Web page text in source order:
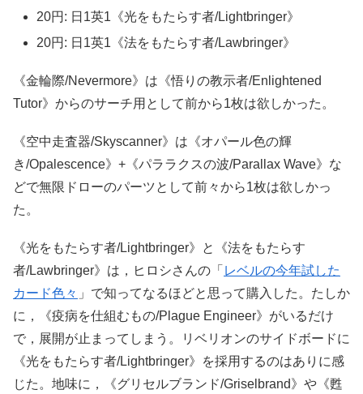
20円: 日1英1《光をもたらす者/Lightbringer》
20円: 日1英1《法をもたらす者/Lawbringer》
《金輪際/Nevermore》は《悟りの教示者/Enlightened
Tutor》からのサーチ用として前から1枚は欲しかった。
《空中走査器/Skyscanner》は《オパール色の輝
き/Opalescence》+《パララクスの波/Parallax Wave》な
どで無限ドローのパーツとして前々から1枚は欲しかっ
た。
《光をもたらす者/Lightbringer》と《法をもたらす
者/Lawbringer》は，ヒロシさんの「 レベルの今年試した
カード色々 」で知ってなるほどと思って購入した。たしか
に，《疫病を仕組むもの/Plague Engineer》がいるだけ
で，展開が止まってしまう。リベリオンのサイドボードに
《光をもたらす者/Lightbringer》を採用するのはありに感
じた。地味に，《グリセルブランド/Griselbrand》や《甦